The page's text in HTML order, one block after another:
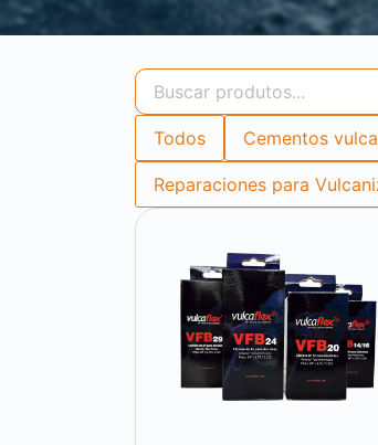
Todos Cementos
Reparaciones para